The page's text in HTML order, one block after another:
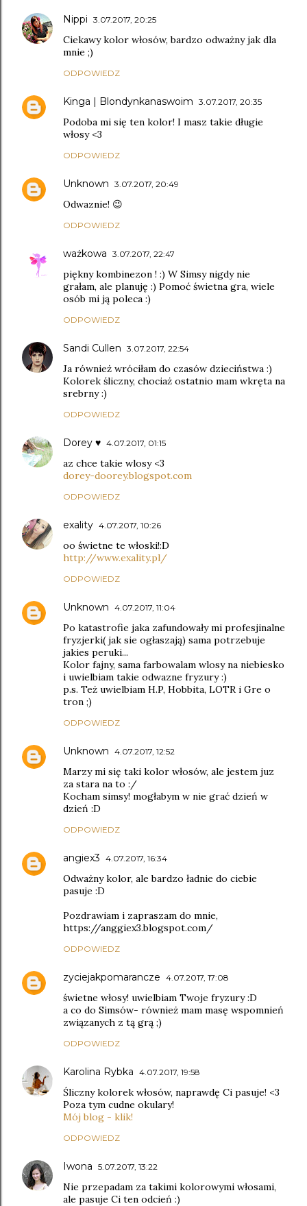
Nippi 3.07.2017, 20:25
Ciekawy kolor włosów, bardzo odważny jak dla
mnie ;)
ODPOWIEDZ
Kinga | Blondynkanaswoim 3.07.2017, 20:35
Podoba mi się ten kolor! I masz takie długie
włosy <3
ODPOWIEDZ
Unknown 3.07.2017, 20:49
Odwaznie! 😉
ODPOWIEDZ
ważkowa 3.07.2017, 22:47
piękny kombinezon ! :) W Simsy nigdy nie
grałam, ale planuję :) Pomoć świetna gra, wiele
osób mi ją poleca :)
ODPOWIEDZ
Sandi Cullen 3.07.2017, 22:54
Ja również wróciłam do czasów dzieciństwa :)
Kolorek śliczny, chociaż ostatnio mam wkręta na
srebrny :)
ODPOWIEDZ
Dorey ♥ 4.07.2017, 01:15
az chce takie wlosy <3
dorey-doorey.blogspot.com
ODPOWIEDZ
exality 4.07.2017, 10:26
oo świetne te włoski!:D
http://www.exality.pl/
ODPOWIEDZ
Unknown 4.07.2017, 11:04
Po katastrofie jaka zafundowały mi profesjinalne
fryzjerki( jak sie ogłaszają) sama potrzebuje
jakies peruki...
Kolor fajny, sama farbowalam wlosy na niebiesko
i uwielbiam takie odwazne fryzury :)
p.s. Też uwielbiam H.P, Hobbita, LOTR i Gre o
tron ;)
ODPOWIEDZ
Unknown 4.07.2017, 12:52
Marzy mi się taki kolor włosów, ale jestem juz
za stara na to :/
Kocham simsy! mogłabym w nie grać dzień w
dzień :D
ODPOWIEDZ
angiex3 4.07.2017, 16:34
Odważny kolor, ale bardzo ładnie do ciebie
pasuje :D
Pozdrawiam i zapraszam do mnie,
https://anggiex3.blogspot.com/
ODPOWIEDZ
zyciejakpomarancze 4.07.2017, 17:08
świetne włosy! uwielbiam Twoje fryzury :D
a co do Simsów- również mam masę wspomnień
związanych z tą grą ;)
ODPOWIEDZ
Karolina Rybka 4.07.2017, 19:58
Śliczny kolorek włosów, naprawdę Ci pasuje! <3
Poza tym cudne okulary!
Mój blog - klik!
ODPOWIEDZ
Iwona 5.07.2017, 13:22
Nie przepadam za takimi kolorowymi włosami,
ale pasuje Ci ten odcień :)